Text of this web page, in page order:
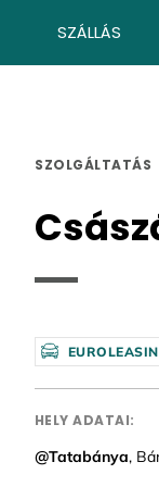
SZÁLLÁS
SZOLGÁLTATÁS
HELY ADATAI:
@Tatabánya,